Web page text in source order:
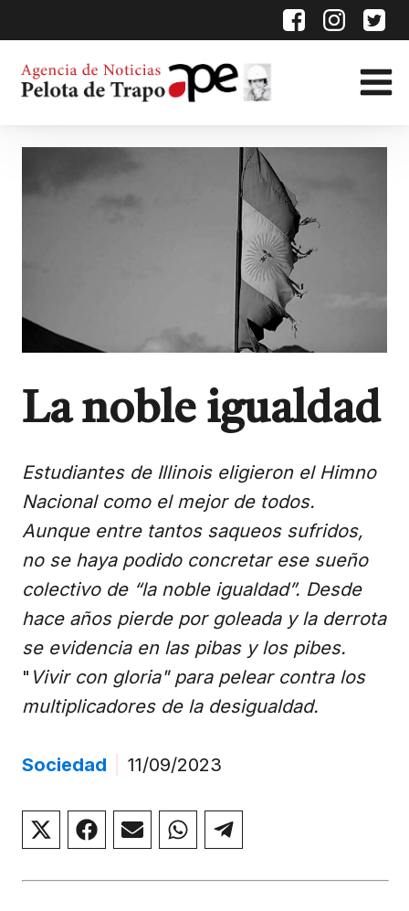
La noble igualdad
Estudiantes de Illinois eligieron el Himno
Nacional como el mejor de todos.
Aunque entre tantos saqueos sufridos,
no se haya podido concretar ese sueño
colectivo de “la noble igualdad”. Desde
hace años pierde por goleada y la derrota
se evidencia en las pibas y los pibes.
" Vivir con gloria" para pelear contra los
multiplicadores de la desigualdad.
Sociedad 11/09/2023
Compartir
en
Compartir
en
Compartir
en
Compartir
en
Compartir
en